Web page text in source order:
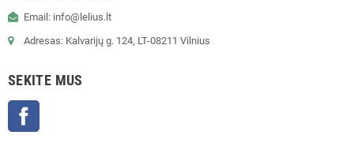
Email: info@lelius.lt
Adresas: Kalvarijų g. 124, LT-08211 Vilnius
SEKITE MUS